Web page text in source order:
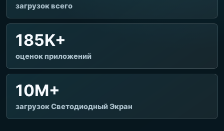
загрузок всего
185K+
оценок приложений
10M+
загрузок Светодиодный Экран